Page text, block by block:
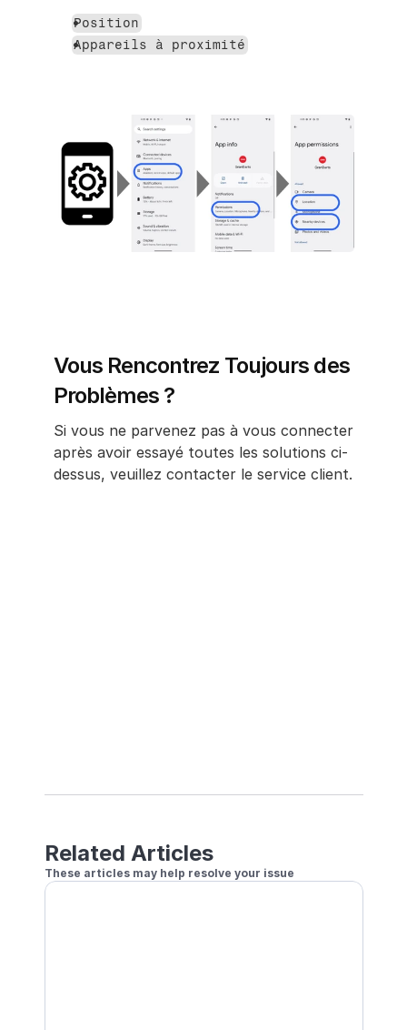
Position
Appareils à proximité
Vous Rencontrez Toujours des
Problèmes ?
Si vous ne parvenez pas à vous connecter
après avoir essayé toutes les solutions ci-
dessus, veuillez contacter le service client.
Related Articles
These articles may help resolve your issue